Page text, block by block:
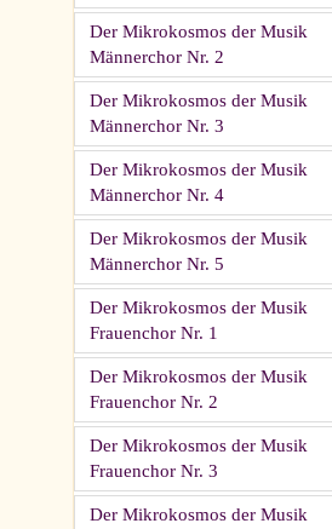
Der Mikrokosmos der Musik
Männerchor Nr. 2
Der Mikrokosmos der Musik
Männerchor Nr. 3
Der Mikrokosmos der Musik
Männerchor Nr. 4
Der Mikrokosmos der Musik
Männerchor Nr. 5
Der Mikrokosmos der Musik
Frauenchor Nr. 1
Der Mikrokosmos der Musik
Frauenchor Nr. 2
Der Mikrokosmos der Musik
Frauenchor Nr. 3
Der Mikrokosmos der Musik